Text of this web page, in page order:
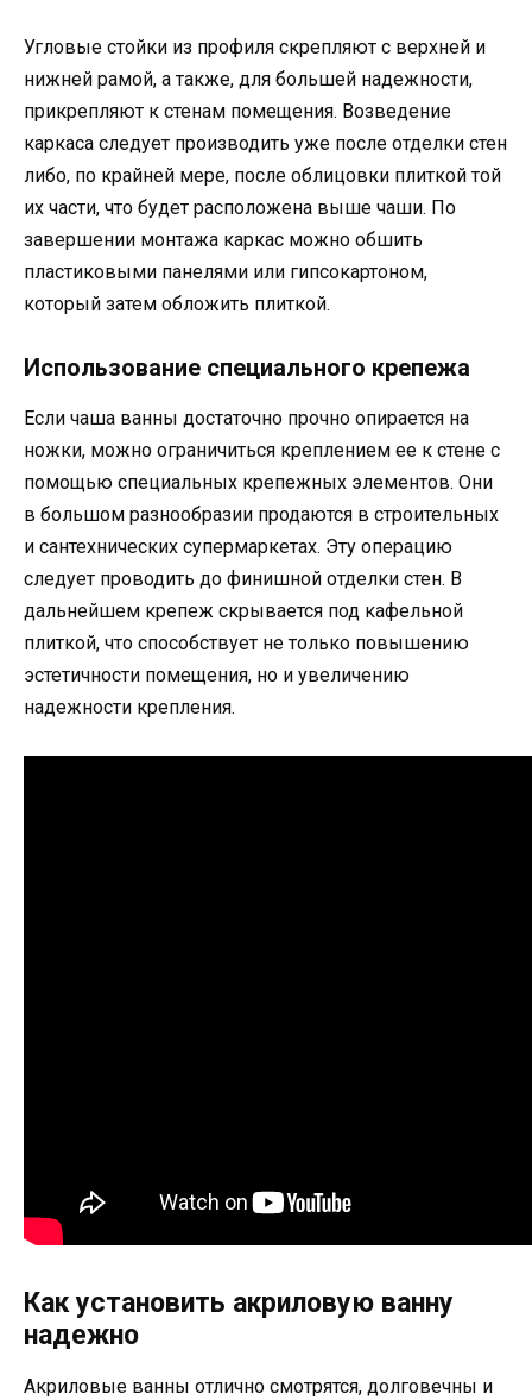
Угловые стойки из профиля скрепляют с верхней и
нижней рамой, а также, для большей надежности,
прикрепляют к стенам помещения. Возведение
каркаса следует производить уже после отделки стен
либо, по крайней мере, после облицовки плиткой той
их части, что будет расположена выше чаши. По
завершении монтажа каркас можно обшить
пластиковыми панелями или гипсокартоном,
который затем обложить плиткой.
Использование специального крепежа
Если чаша ванны достаточно прочно опирается на
ножки, можно ограничиться креплением ее к стене с
помощью специальных крепежных элементов. Они
в большом разнообразии продаются в строительных
и сантехнических супермаркетах. Эту операцию
следует проводить до финишной отделки стен. В
дальнейшем крепеж скрывается под кафельной
плиткой, что способствует не только повышению
эстетичности помещения, но и увеличению
надежности крепления.
Как установить акриловую ванну
надежно
Акриловые ванны отлично смотрятся, долговечны и